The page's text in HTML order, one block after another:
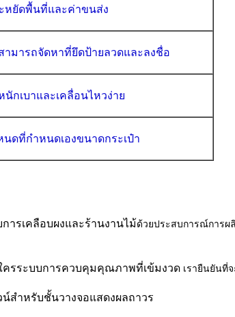
หยัดพื้นที่และค่าขนส่ง
ามารถจัดหาที่ยึดป้ายลวดและลงชื่อ
นักเบาและเคลื่อนไหวง่าย
ดที่กำหนดเองขนาดกระเป๋า
ารเคลือบผงและร้านงานไม้ด้วยประสบการณ์การผ
ครระบบการควบคุมคุณภาพที่เข้มงวด เรายืนยันที่
สำหรับชั้นวางจอแสดงผลถาวร